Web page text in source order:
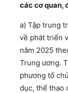
các cơ quan,
a) Tập trung
về phát triển
năm 2025
Trung ương.
phương tổ
dục, thể thao